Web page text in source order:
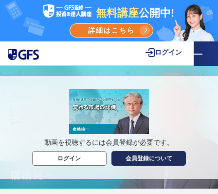
無料講座公開中!
詳細はこちら
ログイン
動画を視聴するには会員登録が必要です。
ログイン 会員登録について